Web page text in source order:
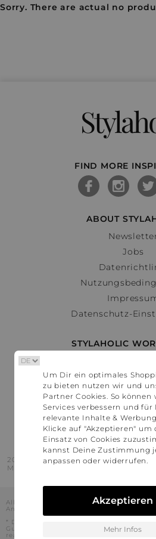
Sorry. There are actual no
FIND MORE
ABOUT
Jobs
Datenschutz-
STYLAHOLIC
United
2016 - 2026 © Stylaholic.
Made for you with love in munich.
Alle Preise inkl. der jeweils geltenden
Angaben ohne Gewähr.
* Die angezeigten Preise beinhalten
Gutschein-Codes auf den Seiten unserer
realisiert werden können. Stylaholic führt
Um Dir ein optimales
zu bieten nutzen wir und
Partner Cookies. So können
Services verbessern und für
relevante Inhalte &
Klicke auf "Akzeptieren" um
Einsatz von Cookies
kannst Deine Zustimmung
anpassen oder widerrufen.
Akzeptieren
Mehr Infos